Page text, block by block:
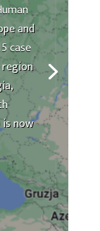
and
case
is now